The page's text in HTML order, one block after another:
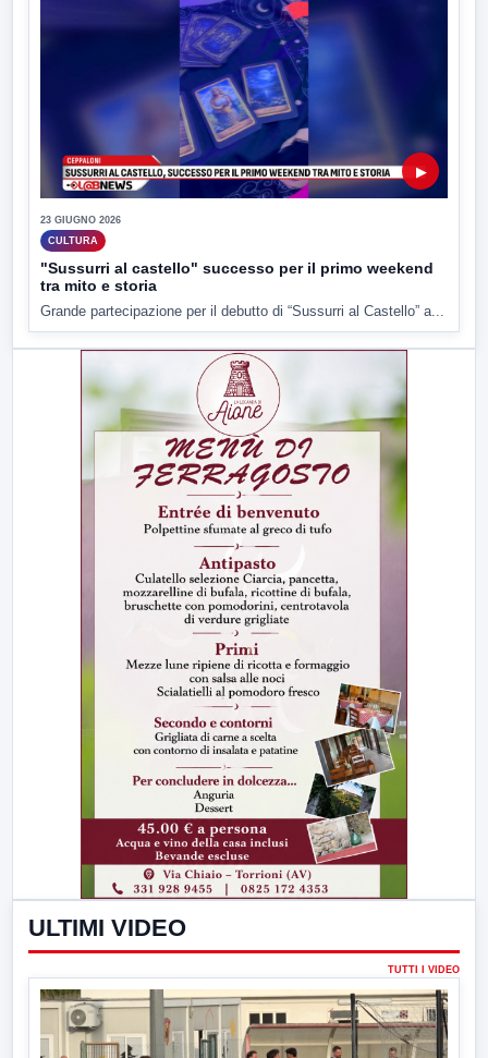
▶
23 GIUGNO 2026
CULTURA
"Sussurri al castello" successo per il primo weekend
tra mito e storia
Grande partecipazione per il debutto di “Sussurri al Castello” a...
ULTIMI VIDEO
TUTTI I VIDEO